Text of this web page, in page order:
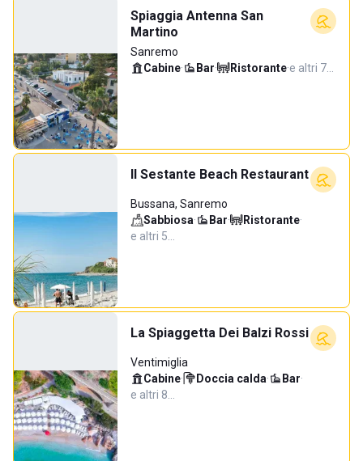
Spiaggia Antenna San
Martino
Sanremo
Cabine· Bar· Ristorante·e altri 7…
Il Sestante Beach Restaurant
Bussana, Sanremo
Sabbiosa· Bar· Ristorante·
e altri 5…
La Spiaggetta Dei Balzi Rossi
Ventimiglia
Cabine· Doccia calda· Bar·
e altri 8…